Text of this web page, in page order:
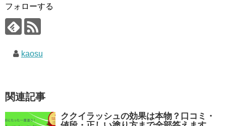
フォローする
kaosu
関連記事
ククイラッシュの効果は本物？口コミ・